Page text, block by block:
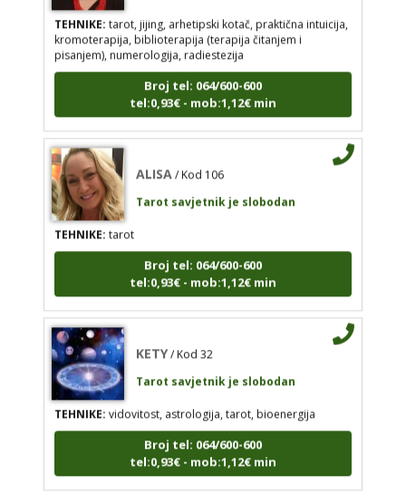
Tarot savjetnik je slobodan
TEHNIKE:tarot, jijing, arhetipski kotač, praktična
intuicija, kromoterapija, biblioterapija (terapija
čitanjem i pisanjem), numerologija, radiestezija
Broj tel: 064/600-600
Tarot savjetnik je slobodan
TEHNIKE:tarot
Broj tel: 064/600-600
KETY/ Kod 32
Tarot savjetnik je slobodan
TEHNIKE:vidovitost, astrologija, tarot, bioenergija
kromoterapija, biblioterapija (terapija čitanjem i
pisanjem), numerologija, radiestezija
Broj tel: 064/600-600
tel:0,93€ - mob:1,12€ min
Tarot savjetnik je slobodan
TEHNIKE:tarot
tel:0,93€ - mob:1,12€ min
Tarot savjetnik je slobodan
TEHNIKE:vidovitost, astrologija, tarot, bioenergija
Broj tel: 064/600-600
tel:0,93€ - mob:1,12€ min